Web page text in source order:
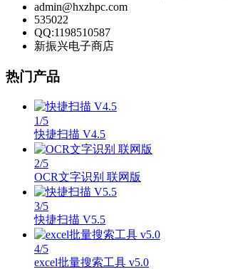
admin@hxzhpc.com
535022
QQ:1198510587
新振兴电子商店
热门产品
1/5
快捷扫描 V4.5
2/5
OCR文字识别 联网版
3/5
快捷扫描 V5.5
4/5
excel批量搜索工具 v5.0